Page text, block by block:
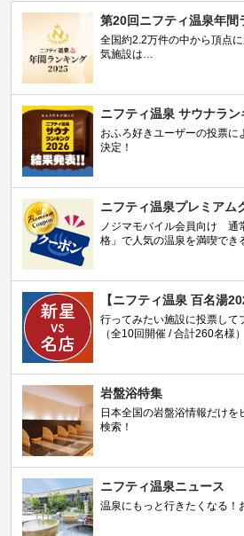
第20回ニフティ温泉年間
全国約2.2万件の中から頂点
気施設は…
ニフティ温泉 サウナラ
おふろ好きユーザーの投票に
決定！
ニフティ温泉プレミアム
ノジマモバイル会員向け 通
格」で人気の温泉を満喫でき
【ニフティ温泉 百名湯
行ってみたい施設に投票して
（全10回開催 / 合計260名様）
岩盤浴特集
日本全国の岩盤浴情報だけを
検索！
ニフティ温泉ニュース
温泉にもっと行きたくなる！